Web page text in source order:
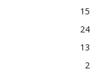
15
24
13
2